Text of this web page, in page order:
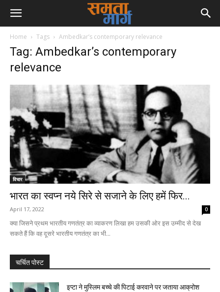
Home Tags Ambedkar’s contemporary relevance
Tag: Ambedkar’s contemporary
relevance
विचार
भारत का स्वप्न नये सिरे से सजाने के लिए हमें फिर...
April 17, 2022 0
क्या जिसने प्रथम भारतीय गणतंत्र का व्याकरण लिखा हम उसकी ओर इस उम्मीद से देख
सकते हैं कि वह दूसरे भारतीय गणतंत्र का भी...
चर्चित पोस्ट
इप्टा ने मुस्लिम बच्चे की पिटाई करवाने पर जताया आक्रोश